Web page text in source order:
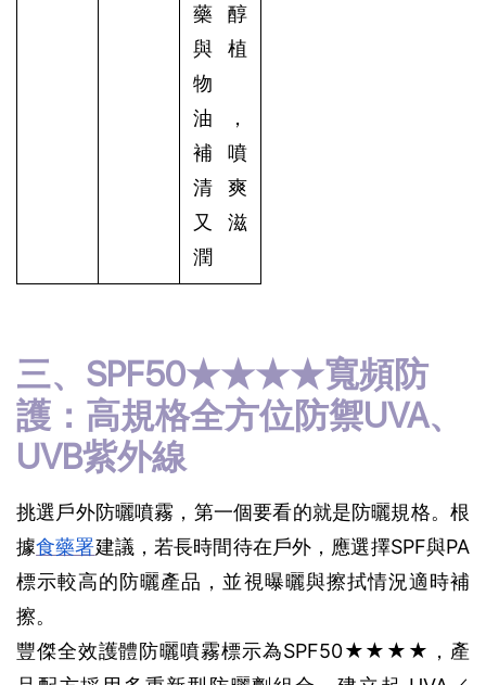
藥醇
與植
物
油，
補噴
清爽
又滋
潤
三、SPF50★★★★寬頻防
護：高規格全方位防禦UVA、
UVB紫外線
挑選戶外防曬噴霧，第一個要看的就是防曬規格。根
據食藥署建議，若長時間待在戶外，應選擇SPF與PA
標示較高的防曬產品，並視曝曬與擦拭情況適時補
擦。
豐傑全效護體防曬噴霧標示為SPF50★★★★，產